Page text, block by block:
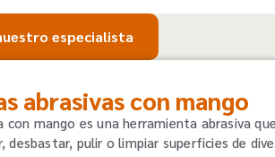
especialista
abrasivas con mango
con mango es una herramienta abrasiva
desbastar, pulir o limpiar superficies de